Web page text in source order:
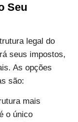
Seu
legal do
seus impostos,
As opções
são:
mais
o único